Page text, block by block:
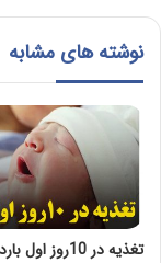
نوشته های مشابه
تغذیه در 10روز اول بارداری